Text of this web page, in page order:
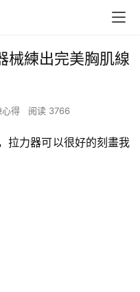
械練出完美胸肌線
心得 阅读 3766
拉力器可以很好的刻畫我